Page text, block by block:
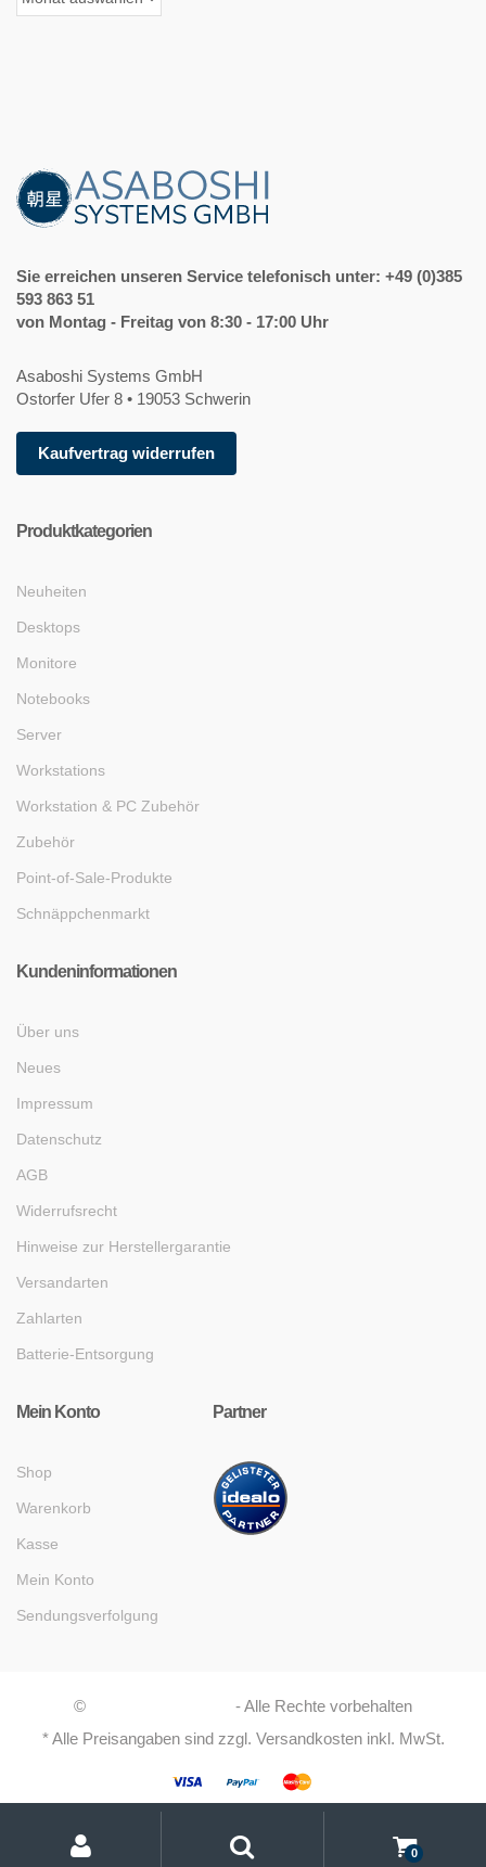
der
Sie erreichen unseren Service telefonisch unter: +49 (0)385
593 863 51
von Montag - Freitag von 8:30 - 17:00 Uhr
Asaboshi Systems GmbH
Ostorfer Ufer 8 • 19053 Schwerin
Kaufvertrag widerrufen
Produktkategorien
Neuheiten
Desktops
Monitore
Notebooks
Server
Workstations
Workstation & PC Zubehör
Zubehör
Point-of-Sale-Produkte
Schnäppchenmarkt
Kundeninformationen
Über uns
Neues
Impressum
Datenschutz
AGB
Widerrufsrecht
Hinweise zur Herstellergarantie
Versandarten
Zahlarten
Batterie-Entsorgung
Mein Konto
Shop
Warenkorb
Kasse
Mein Konto
Sendungsverfolgung
Partner
©
- Alle Rechte vorbehalten
* Alle Preisangaben sind zzgl. Versandkosten inkl. MwSt.
Account
0